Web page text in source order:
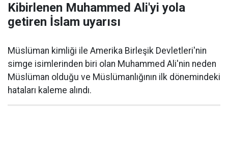
Kibirlenen Muhammed Ali'yi yola
getiren İslam uyarısı
Müslüman kimliği ile Amerika Birleşik Devletleri'nin
simge isimlerinden biri olan Muhammed Ali'nin neden
Müslüman olduğu ve Müslümanlığının ilk dönemindeki
hataları kaleme alındı.